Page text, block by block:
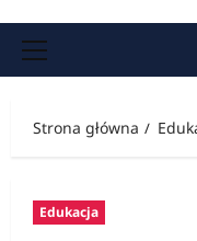
Menu
Strona główna
Edukacja